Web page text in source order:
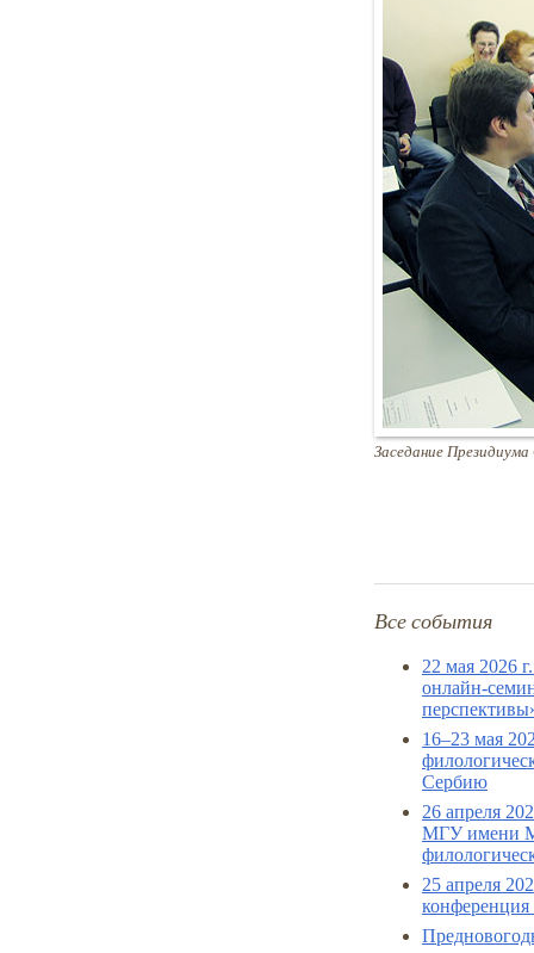
Заседание
Все события
22 мая 2026
онлайн-
16–23 мая
Сербию
26 апреля
МГУ имени
25 апреля
конференция